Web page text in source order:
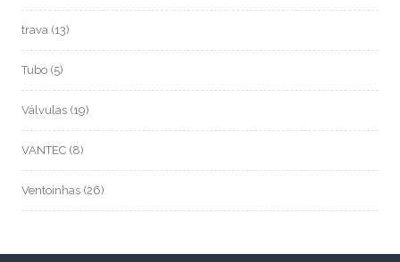
trava (13)
Tubo (5)
Válvulas (19)
VANTEC (8)
Ventoinhas (26)